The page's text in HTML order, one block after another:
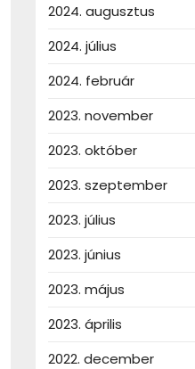
2024. augusztus
2024. július
2024. február
2023. november
2023. október
2023. szeptember
2023. július
2023. június
2023. május
2023. április
2022. december